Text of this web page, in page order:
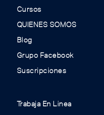
Cursos
QUIENES SOMOS
Blog
Grupo Facebook
Suscripciones
Trabaja En Linea